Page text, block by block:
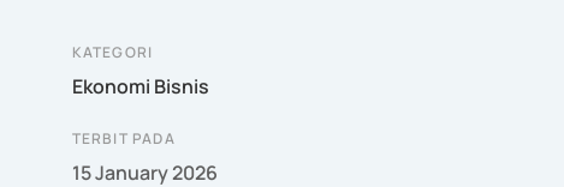
KATEGORI
Ekonomi Bisnis
TERBIT PADA
15 January 2026